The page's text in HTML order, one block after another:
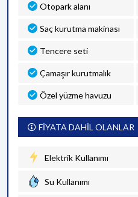
Otopark alanı
Saç kurutma makinası
Tencere seti
Çamaşır kurutmalık
Özel yüzme havuzu
FİYATA DAHİL OLANLAR
Elektrik Kullanımı
Su Kullanımı